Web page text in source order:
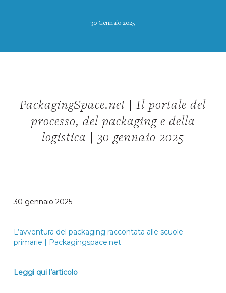
30 Gennaio 2025
PackagingSpace.net | Il portale del
processo, del packaging e della
logistica | 30 gennaio 2025
30 gennaio 2025
L’avventura del packaging raccontata alle scuole
primarie | Packagingspace.net
Leggi qui l’articolo